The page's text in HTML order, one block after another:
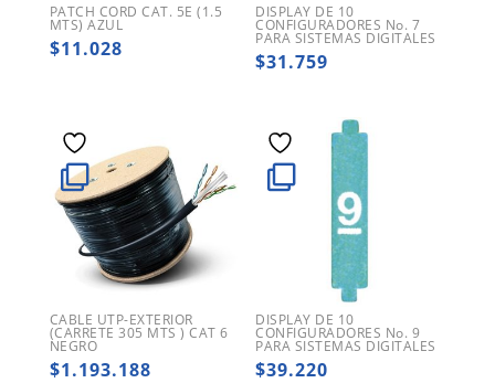
PATCH CORD CAT. 5E (1.5
MTS) AZUL
$11.028
DISPLAY DE 10
CONFIGURADORES No. 7
PARA SISTEMAS DIGITALES
$31.759
CABLE UTP-EXTERIOR
(CARRETE 305 MTS ) CAT 6
NEGRO
$1.193.188
DISPLAY DE 10
CONFIGURADORES No. 9
PARA SISTEMAS DIGITALES
$39.220